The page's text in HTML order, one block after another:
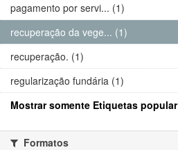
pagamento por servi... (1)
recuperação da vege... (1)
recuperação. (1)
regularização fundária (1)
Mostrar somente Etiquetas popular
Formatos